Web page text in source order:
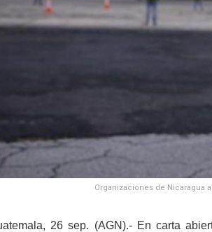
Organizaciones de Nicaragua
26 sep. (AGN).- En carta